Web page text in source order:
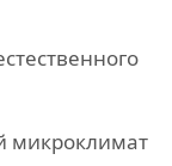
микроклимат